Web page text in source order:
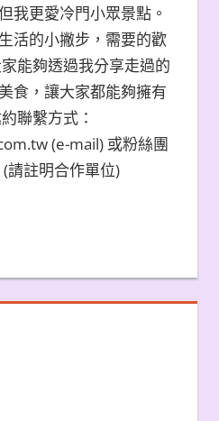
我更愛冷門小眾景點。
活的小撇步，需要的歡
能夠透過我分享走過的
食，讓大家都能夠擁有
聯繫方式：
(e-mail) 或粉絲團
請註明合作單位)